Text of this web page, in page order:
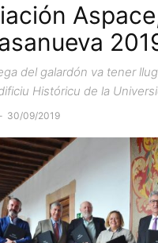
del galardón va tener
Históricu de la
- 30/09/2019